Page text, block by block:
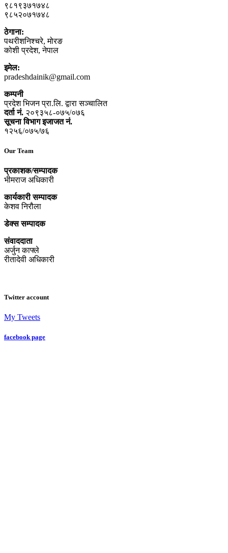
९८१९३७१७४८
९८५२०७१७४८
ठेगाना:
पथरीशनिश्‍चरे, मोरङ
कोशी प्रदेश, नेपाल
इमेल:
pradeshdainik@gmail.com
कम्पनी
प्रदेश भिजन प्रा.लि. द्वारा सञ्‍चालित
दर्ता नं. २०९३५८-०७५/०७६
सूचना विभाग इजाजत नं.
१२५६/०७५/७६
Our Team
प्रकाशक/सम्पादक
भीमराज अधिकारी
कार्यकारी सम्पादक
केशव निरौला
डेक्स सम्पादक
संवाददाता
अर्जुन काफ्ले
रीतादेवी अधिकारी
Twitter account
My Tweets
facebook page